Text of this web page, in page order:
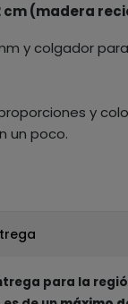
cm (madera
y colgador
y
un poco.
para la